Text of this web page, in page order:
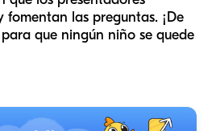
fomentan las preguntas. ¡De
que ningún niño se quede